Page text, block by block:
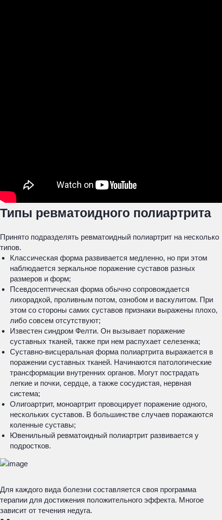
Типы ревматоидного полиартрита
Принято подразделять ревматоидный полиартрит на несколько
типов.
Классическая форма развивается медленно, но при этом
наблюдается зеркальное поражение суставов разных
размеров и форм;
Псевдосептическая форма обычно сопровождается
лихорадкой, проливным потом, ознобом и васкулитом. При
этом со стороны самих суставов признаки выражены плохо,
либо совсем отсутствуют;
Известен синдром Фелти. Он вызывает поражение
суставных тканей, также при нем распухает селезенка;
Суставно-висцеральная форма полиартрита выражается в
поражении суставных тканей. Начинаются патологические
трансформации внутренних органов. Могут пострадать
легкие и почки, сердце, а также сосудистая, нервная
система;
Олигоартрит, моноартрит провоцирует поражение одного,
нескольких суставов. В большинстве случаев поражаются
коленные суставы;
Ювенильный ревматоидный полиартрит развивается у
подростков.
Для каждого вида болезни составляется своя программа
терапии для достижения положительного эффекта. Многое
зависит от течения недуга.